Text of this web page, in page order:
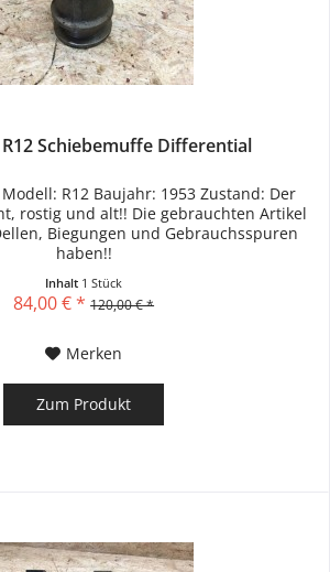
Schiebemuffe Differential
R12 Baujahr: 1953 Zustand: Der
rostig und alt!! Die gebrauchten Artikel
Biegungen und Gebrauchsspuren
haben!!
Inhalt 1 Stück
84,00 € * 120,00 € *
Merken
Zum Produkt